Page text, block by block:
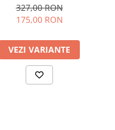
327,00 RON
175,00 RON
VEZI VARIANTE